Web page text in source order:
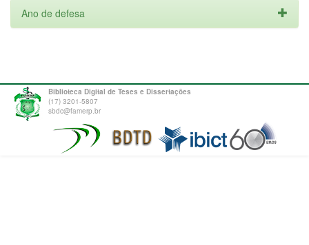
Ano de defesa
Biblioteca Digital de Teses e Dissertações
(17) 3201-5807
sbdc@famerp.br